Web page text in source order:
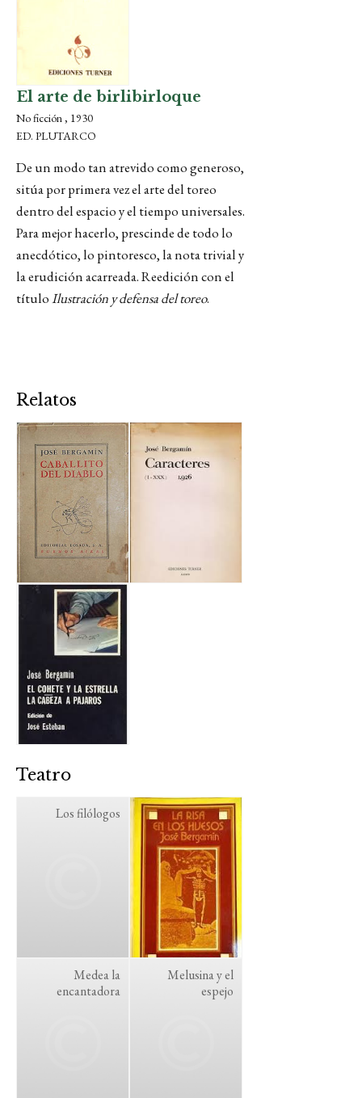
El arte de birlibirloque
No ficción , 1930
ED. PLUTARCO
De un modo tan atrevido como generoso,
sitúa por primera vez el arte del toreo
dentro del espacio y el tiempo universales.
Para mejor hacerlo, prescinde de todo lo
anecdótico, lo pintoresco, la nota trivial y
la erudición acarreada. Reedición con el
títuloIlustración y defensa del toreo.
Relatos
Teatro
Los filólogos
Medea la
encantadora
Melusina y el
espejo